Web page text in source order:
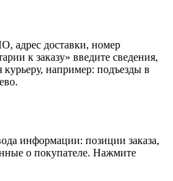
адрес доставки, номер
к заказу» введите сведения,
курьеру, например: подъезды в
информации: позиции заказа,
о покупателе. Нажмите